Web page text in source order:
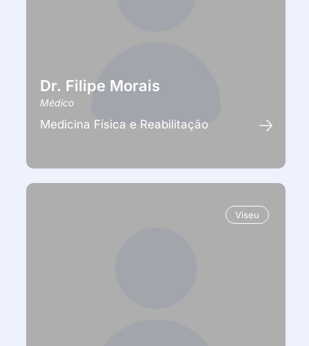
Dr. Filipe Morais
Médico
Medicina Física e Reabilitação
Viseu